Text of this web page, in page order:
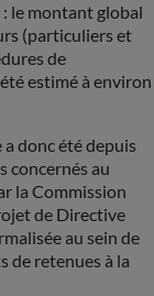
le montant global
(particuliers et
de
estimé à environ
donc été depuis
concernés au
la Commission
de Directive
au sein de
de retenues à la